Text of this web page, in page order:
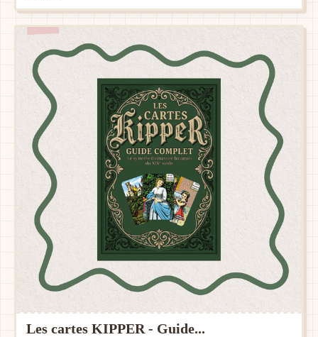
Les cartes KIPPER - Guide...